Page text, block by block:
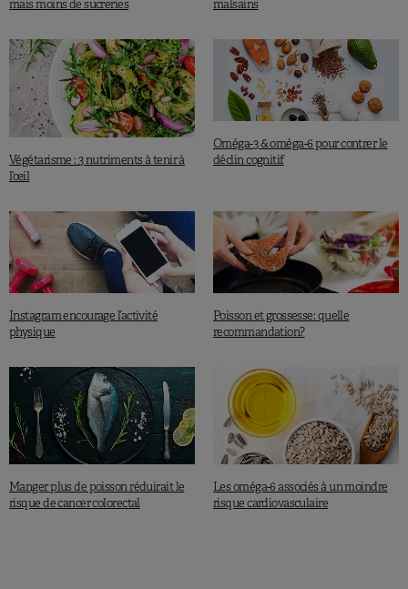
mais moins de sucreries
malsains
Végétarisme : 3 nutriments à tenir à
l’œil
Oméga-3 & oméga-6 pour contrer le
déclin cognitif
Instagram encourage l’activité
physique
Poisson et grossesse: quelle
recommandation?
Manger plus de poisson réduirait le
risque de cancer colorectal
Les oméga-6 associés à un moindre
risque cardiovasculaire